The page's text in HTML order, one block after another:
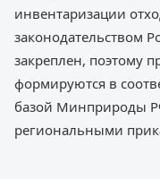
инвентаризации
законодательством
закреплен, поэтому
формируются в
базой Минприроды
региональными